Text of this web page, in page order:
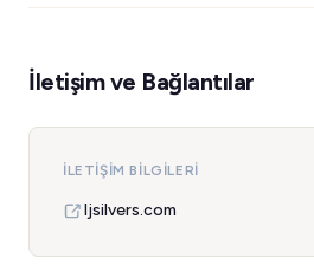
İletişim ve Bağlantılar
İLETIŞIM BILGILERI
ljsilvers.com